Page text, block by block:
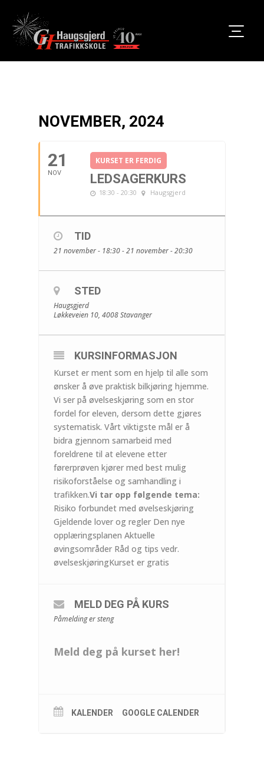
NOVEMBER, 2024
21
NOV
KURSET ER FERDIG
LEDSAGERKURS
18:30 - 20:30 Haugsgjerd
TID
21 november - 18:30 - 21 november - 20:30
STED
Haugsgjerd
Løkkeveien 10, 4008 Stavanger
KURSINFORMASJON
Kurset er ment som en hjelp til alle som
ønsker å øve praktisk bilkjøring hjemme.
Vi ser på øvelseskjøring som en stor
fordel for eleven, dersom dette gjøres
systematisk. Vårt viktigste mål er å
bidra gjennom samarbeid med
foreldrene til at elevene etter
førerprøven kjører med best mulig
risikoforståelse og samhandling i
trafikken.Vi tar opp følgende tema:
Risiko forbundet med øvelseskjøring
Gjeldende lover og regler Den nye
opplæringsplanen Aktuelle
øvingsområder Råd og tips vedr.
øvelseskjøringKurset er gratis
MELD DEG PÅ KURS
Påmelding er steng
Meld deg på kurset her!
KALENDER GOOGLE CALENDER